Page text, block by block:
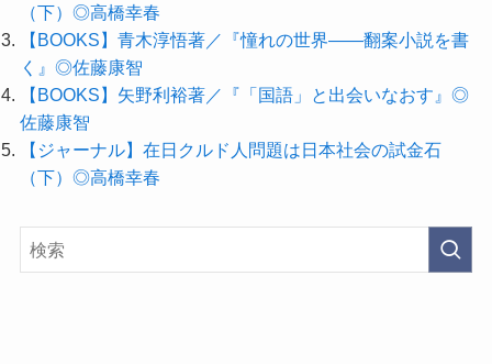
（下）◎高橋幸春
【BOOKS】青木淳悟著／『憧れの世界――翻案小説を書
く』◎佐藤康智
【BOOKS】矢野利裕著／『「国語」と出会いなおす』◎
佐藤康智
【ジャーナル】在日クルド人問題は日本社会の試金石
（下）◎高橋幸春